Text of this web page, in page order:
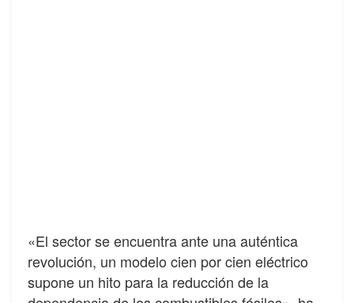
«El sector se encuentra ante una auténtica
revolución, un modelo cien por cien eléctrico
supone un hito para la reducción de la